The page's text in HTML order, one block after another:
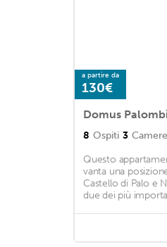
a partire da
130€
8 Ospiti 3 Camere
Questo
vanta una
Castello di Palo e
due dei più